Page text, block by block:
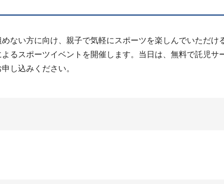
い方に向け、親子で気軽にスポーツを楽しんでいただけ
スポーツイベントを開催します。当日は、無料で託児サ
し込みください。